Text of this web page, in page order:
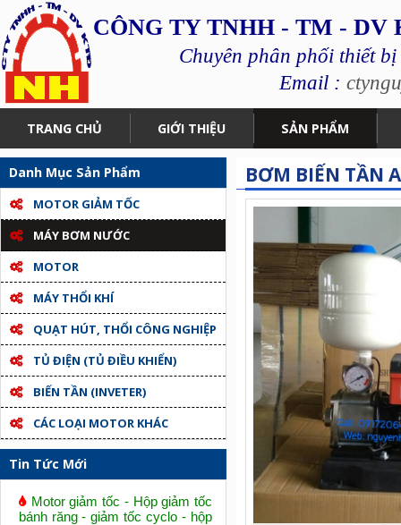
CÔNG TY TNHH - TM -
Chuyên phân phối thiết
Email :
TRANG CHỦ GIỚI THIỆU SẢN PHẨM
Danh Mục Sản Phẩm
MOTOR GIẢM TỐC
MÁY BƠM NƯỚC
MOTOR
MÁY THỔI KHÍ
QUẠT HÚT, THỔI CÔNG NGHIỆP
TỦ ĐIỆN (TỦ ĐIỀU KHIỂN)
BIẾN TẦN (INVETER)
CÁC LOẠI MOTOR KHÁC
Tin Tức Mới
Motor giảm tốc - Hộp giảm tốc
bánh răng - giảm tốc cyclo - hộp
BƠM BIẾN TẦN